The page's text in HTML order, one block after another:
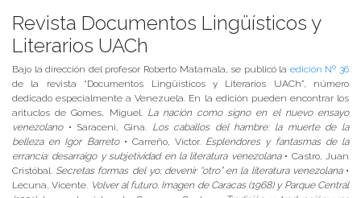
Revista Documentos Lingüísticos y
Literarios UACh
Bajo la dirección del profesor Roberto Matamala, se publicó la edición Nº 36
de la revista “Documentos Lingüísticos y Literarios UACh”, número
dedicado especialmente a Venezuela. En la edición pueden encontrar los
arituclos de Gomes, Miguel. La nación como signo en el nuevo ensayo
venezolano • Saraceni, Gina. Los caballos del hambre: la muerte de la
belleza en Igor Barreto • Carreño, Víctor. Esplendores y fantasmas de la
errancia: desarraigo y subjetividad en la literatura venezolana • Castro, Juan
Cristóbal. Secretas formas del yo: devenir “otro” en la literatura venezolana •
Lecuna, Vicente. Volver al futuro. Imagen de Caracas (1968) y Parque Central